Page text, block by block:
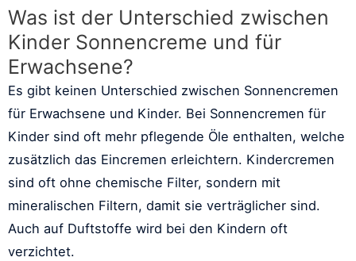
Was ist der Unterschied zwischen
Kinder Sonnencreme und für
Erwachsene?
Es gibt keinen Unterschied zwischen Sonnencremen
für Erwachsene und Kinder. Bei Sonnencremen für
Kinder sind oft mehr pflegende Öle enthalten, welche
zusätzlich das Eincremen erleichtern. Kindercremen
sind oft ohne chemische Filter, sondern mit
mineralischen Filtern, damit sie verträglicher sind.
Auch auf Duftstoffe wird bei den Kindern oft
verzichtet.